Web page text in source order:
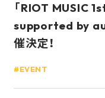
HOME
ABOUT
PROJECT
EVENT
「RIOT MUSIC
supported by au
催決定！